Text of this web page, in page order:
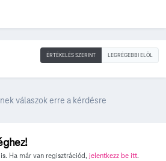
ÉRTÉKELÉS SZERINT LEGRÉGEBBI ELÖL
válaszok erre a kérdésre
Ha már van regisztrációd, jelentkezz be itt.